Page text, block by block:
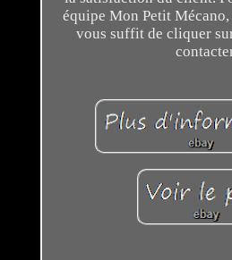
équipe Mon Petit
vous suffit de cliquer